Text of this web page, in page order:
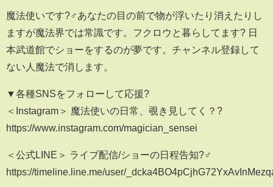
魔法使いです?‍♂️あなたの目の前で物が浮いたり消えたりし
ますが魔法界では常識です。フクロウと暮らしてます? 日
本武道館でショーをするのが夢です。チャンネル登録して
ない人魔法で消します。
▼各種SNSをフォローして応援?
＜Instagram＞ 魔法使いの日常、覗き見してく？?
https://www.instagram.com/magician_sensei
＜公式LINE＞ ライブ配信/ショーの日程告知?‍♂️
https://timeline.line.me/user/